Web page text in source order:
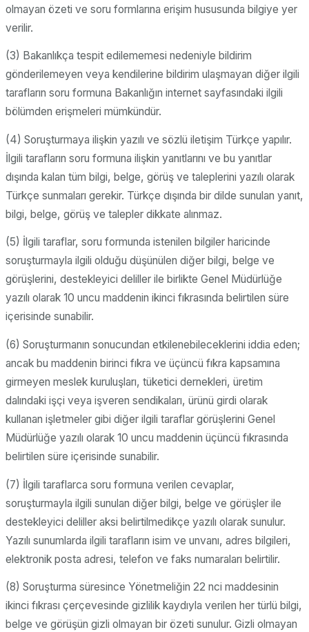
olmayan özeti ve soru formlarına erişim hususunda bilgiye yer
verilir.
(3) Bakanlıkça tespit edilememesi nedeniyle bildirim
gönderilemeyen veya kendilerine bildirim ulaşmayan diğer ilgili
tarafların soru formuna Bakanlığın internet sayfasındaki ilgili
bölümden erişmeleri mümkündür.
(4) Soruşturmaya ilişkin yazılı ve sözlü iletişim Türkçe yapılır.
İlgili tarafların soru formuna ilişkin yanıtlarını ve bu yanıtlar
dışında kalan tüm bilgi, belge, görüş ve taleplerini yazılı olarak
Türkçe sunmaları gerekir. Türkçe dışında bir dilde sunulan yanıt,
bilgi, belge, görüş ve talepler dikkate alınmaz.
(5) İlgili taraflar, soru formunda istenilen bilgiler haricinde
soruşturmayla ilgili olduğu düşünülen diğer bilgi, belge ve
görüşlerini, destekleyici deliller ile birlikte Genel Müdürlüğe
yazılı olarak 10 uncu maddenin ikinci fıkrasında belirtilen süre
içerisinde sunabilir.
(6) Soruşturmanın sonucundan etkilenebileceklerini iddia eden;
ancak bu maddenin birinci fıkra ve üçüncü fıkra kapsamına
girmeyen meslek kuruluşları, tüketici dernekleri, üretim
dalındaki işçi veya işveren sendikaları, ürünü girdi olarak
kullanan işletmeler gibi diğer ilgili taraflar görüşlerini Genel
Müdürlüğe yazılı olarak 10 uncu maddenin üçüncü fıkrasında
belirtilen süre içerisinde sunabilir.
(7) İlgili taraflarca soru formuna verilen cevaplar,
soruşturmayla ilgili sunulan diğer bilgi, belge ve görüşler ile
destekleyici deliller aksi belirtilmedikçe yazılı olarak sunulur.
Yazılı sunumlarda ilgili tarafların isim ve unvanı, adres bilgileri,
elektronik posta adresi, telefon ve faks numaraları belirtilir.
(8) Soruşturma süresince Yönetmeliğin 22 nci maddesinin
ikinci fıkrası çerçevesinde gizlilik kaydıyla verilen her türlü bilgi,
belge ve görüşün gizli olmayan bir özeti sunulur. Gizli olmayan